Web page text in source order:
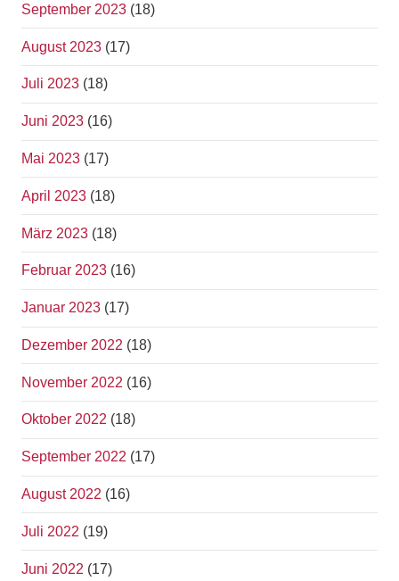
September 2023 (18)
August 2023 (17)
Juli 2023 (18)
Juni 2023 (16)
Mai 2023 (17)
April 2023 (18)
März 2023 (18)
Februar 2023 (16)
Januar 2023 (17)
Dezember 2022 (18)
November 2022 (16)
Oktober 2022 (18)
September 2022 (17)
August 2022 (16)
Juli 2022 (19)
Juni 2022 (17)